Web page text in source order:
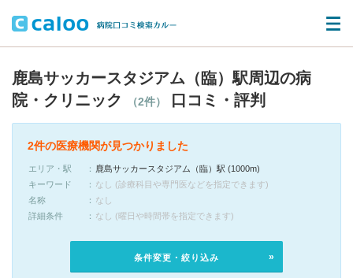
鹿島サッカースタジアム（臨）駅周辺の病
院・クリニック
（2件） 口コミ・評判
2件の医療機関が見つかりました
エリア・駅
鹿島サッカースタジアム（臨）駅 (1000m)
キーワード
なし (診療科目や専門医などを指定できます)
名称
なし
詳細条件
なし (曜日や時間帯を指定できます)
条件変更・絞り込み